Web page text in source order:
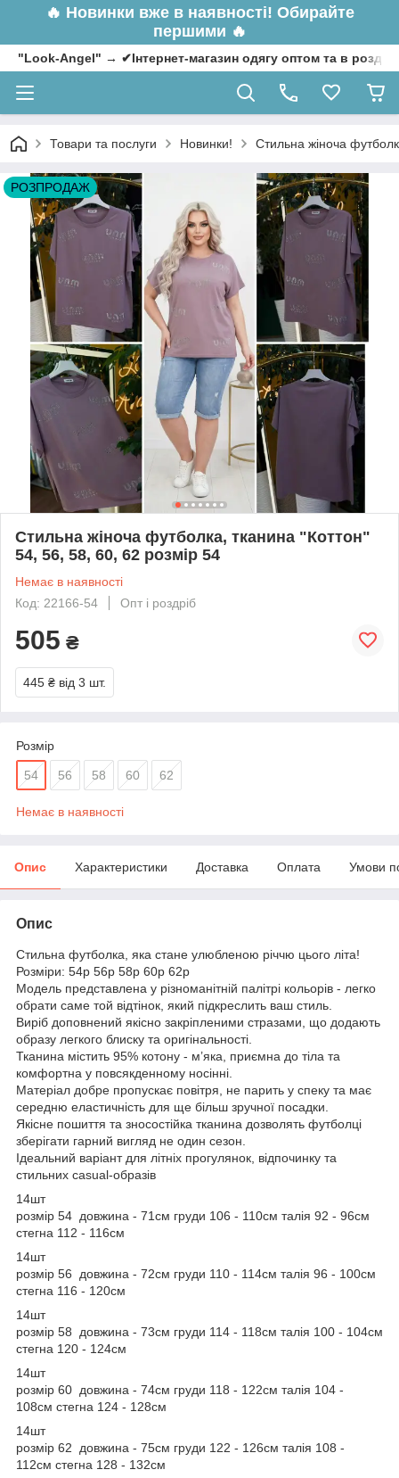
🔥 Новинки вже в наявності! Обирайте
першими 🔥
"Look-Angel" → ✔Інтернет-магазин одягу оптом та в
Товари та послуги Новинки! Стильна жіноча
РОЗПРОДАЖ
Стильна жіноча футболка, тканина "Коттон"
54, 56, 58, 60, 62 розмір 54
Немає в наявності
Код: 22166-54
Опт і роздріб
505 ₴
445 ₴ від 3 шт.
Розмір
54 56 58 60 62
Немає в наявності
Опис Характеристики Доставка Оплата Умови
Опис
Стильна футболка, яка стане улюбленою річчю цього літа!
Розміри: 54р 56р 58р 60р 62р
Модель представлена у різноманітній палітрі кольорів - легко
обрати саме той відтінок, який підкреслить ваш стиль.
Виріб доповнений якісно закріпленими стразами, що додають
образу легкого блиску та оригінальності.
Тканина містить 95% котону - м’яка, приємна до тіла та
комфортна у повсякденному носінні.
Матеріал добре пропускає повітря, не парить у спеку та має
середню еластичність для ще більш зручної посадки.
Якісне пошиття та зносостійка тканина дозволять футболці
зберігати гарний вигляд не один сезон.
Ідеальний варіант для літніх прогулянок, відпочинку та
стильних casual-образів
14шт
розмір 54 довжина - 71см груди 106 - 110см талія 92 - 96см
стегна 112 - 116см
14шт
розмір 56 довжина - 72см груди 110 - 114см талія 96 - 100см
стегна 116 - 120см
14шт
розмір 58 довжина - 73см груди 114 - 118см талія 100 - 104см
стегна 120 - 124см
14шт
розмір 60 довжина - 74см груди 118 - 122см талія 104 -
108см стегна 124 - 128см
14шт
розмір 62 довжина - 75см груди 122 - 126см талія 108 -
112см стегна 128 - 132см